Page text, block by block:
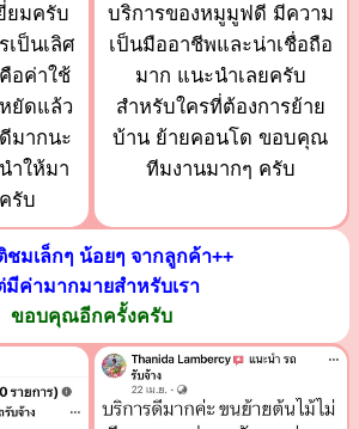
ยมครับ
เป็นเลิศ
อค่าใช้
ยัดแล้ว
มากนะ
ำให้มา
รับ
บริการของหมูมูฟดี มีความ
เป็นมืออาชีพและน่าเชื่อถือ
มาก แนะนำเลยครับ
สำหรับใครที่ต้องการย้าย
บ้าน ย้ายคอนโด ขอบคุณ
ทีมงานมากๆ ครับ
ชมเล็กๆ น้อยๆ จากลูกค้า++
มีค่ามากมายสำหรับเรา
ขอบคุณอีกครั้งครับ